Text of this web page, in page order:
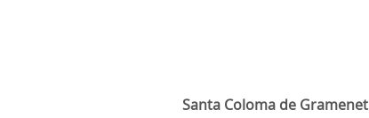
Santa Coloma de Gramenet